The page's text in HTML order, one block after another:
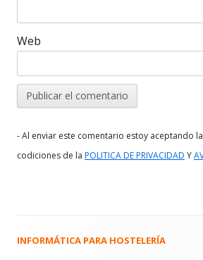
Web
- Al enviar este comentario estoy aceptando
codiciones de la POLITICA DE PRIVACIDAD Y
Barra
INFORMÁTICA PARA HOSTELERÍA